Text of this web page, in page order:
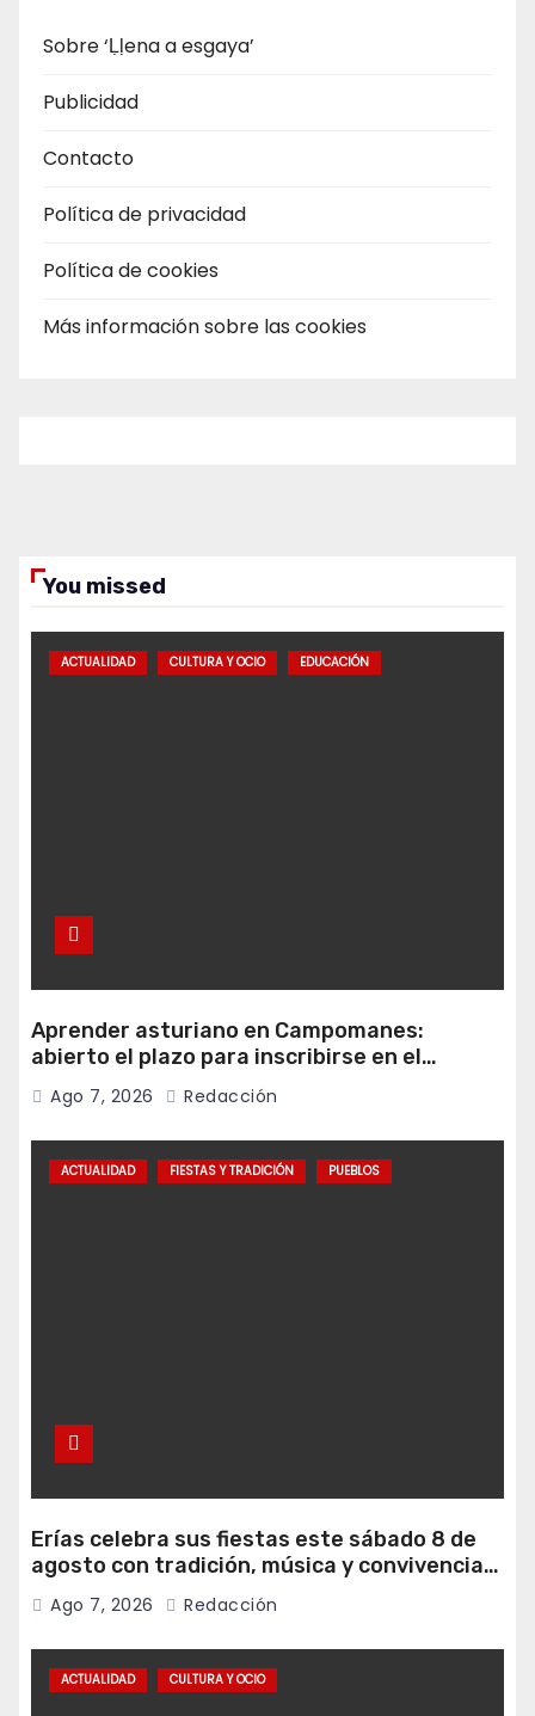
Sobre ‘Ḷḷena a esgaya’
Publicidad
Contacto
Política de privacidad
Política de cookies
Más información sobre las cookies
You missed
ACTUALIDAD CULTURA Y OCIO EDUCACIÓN
Aprender asturiano en Campomanes:
abierto el plazo para inscribirse en el
programa Falamos
Ago 7, 2026 Redacción
ACTUALIDAD FIESTAS Y TRADICIÓN PUEBLOS
Erías celebra sus fiestas este sábado 8 de
agosto con tradición, música y convivencia
vecinal
Ago 7, 2026 Redacción
ACTUALIDAD CULTURA Y OCIO